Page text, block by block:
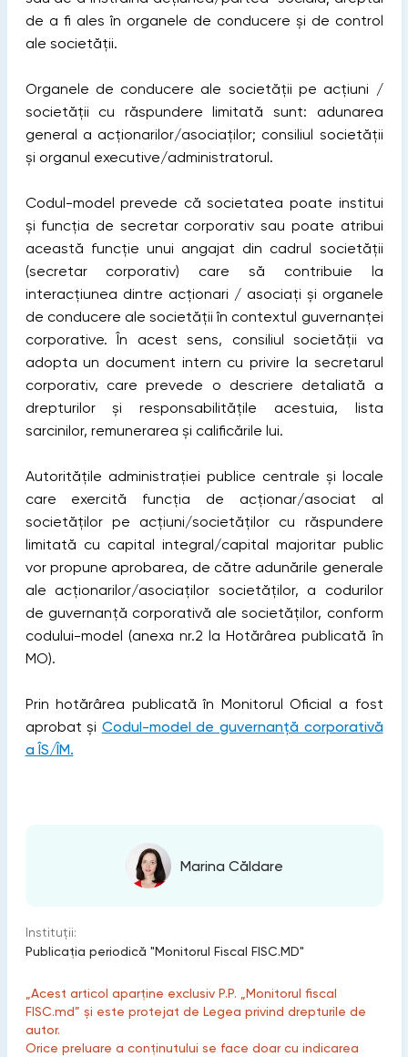
de a fi ales în organele de conducere și de control
ale societății.
Organele de conducere ale societății pe acțiuni /
societății cu răspundere limitată sunt: adunarea
general a acționarilor/asociaților; consiliul societății
și organul executive/administratorul.
Codul-model prevede că societatea poate institui
și funcția de secretar corporativ sau poate atribui
această funcție unui angajat din cadrul societății
(secretar corporativ) care să contribuie la
interacțiunea dintre acționari / asociați și organele
de conducere ale societății în contextul guvernanței
corporative. În acest sens, consiliul societății va
adopta un document intern cu privire la secretarul
corporativ, care prevede o descriere detaliată a
drepturilor și responsabilitățile acestuia, lista
sarcinilor, remunerarea și calificările lui.
Autoritățile administrației publice centrale și locale
care exercită funcția de acționar/asociat al
societăților pe acțiuni/societăților cu răspundere
limitată cu capital integral/capital majoritar public
vor propune aprobarea, de către adunările generale
ale acționarilor/asociaților societăților, a codurilor
de guvernanță corporativă ale societăților, conform
codului-model (anexa nr.2 la Hotărârea publicată în
MO).
Prin hotărârea publicată în Monitorul Oficial a fost
aprobat și Codul-model de guvernanță corporativă
a ÎS/ÎM.
Marina Căldare
Instituții:
Publicaţia periodică "Monitorul Fiscal FISC.MD"
„Acest articol aparține exclusiv P.P. „Monitorul fiscal
FISC.md” și este protejat de Legea privind drepturile de
autor.
Orice preluare a conținutului se face doar cu indicarea